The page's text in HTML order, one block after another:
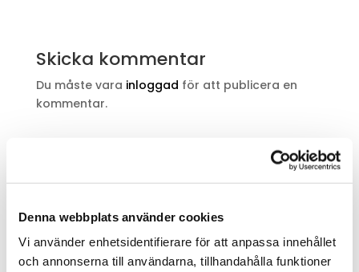
Denna webbplats använder cookies
Vi använder enhetsidentifierare för att anpassa innehållet
och annonserna till användarna, tillhandahålla funktioner
Skicka kommentar
Du måste vara inloggad för att publicera en
kommentar.
Sök
Recent Posts
Persienner eller gardiner, vad är bäst för dig?